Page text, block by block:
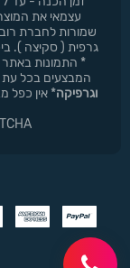
עצמאי את
שמורות לחברת
* התמונות
המבצעים בכל
וגרפיקה* אין כפל